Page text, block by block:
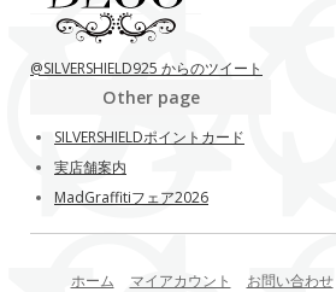
@SILVERSHIELD925 からのツイート
Other page
SILVERSHIELDポイントカード
実店舗案内
MadGraffitiフェア2026
ホーム マイアカウント お問い合わせ